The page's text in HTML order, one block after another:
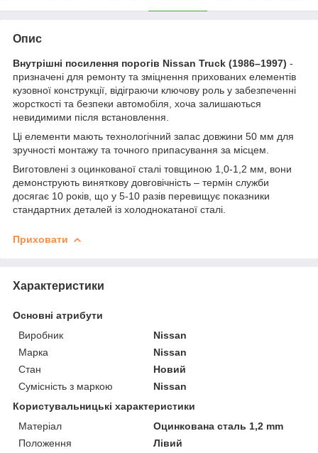
Опис
Внутрішні посилення порогів Nissan Truck (1986–1997) -
призначені для ремонту та зміцнення прихованих елементів
кузовної конструкції, відіграючи ключову роль у забезпеченні
жорсткості та безпеки автомобіля, хоча залишаються
невидимими після встановлення.
Ці елементи мають технологічний запас довжини 50 мм для
зручності монтажу та точного припасування за місцем.
Виготовлені з оцинкованої сталі товщиною 1,0-1,2 мм, вони
демонструють виняткову довговічність – термін служби
досягає 10 років, що у 5-10 разів перевищує показники
стандартних деталей із холоднокатаної сталі.
Приховати
Характеристики
Основні атрибути
Виробник
Nissan
Марка
Nissan
Стан
Новий
Сумісність з маркою
Nissan
Користувальницькі характеристики
Матеріал
Оцинкована сталь 1,2 mm
Положення
Лівий